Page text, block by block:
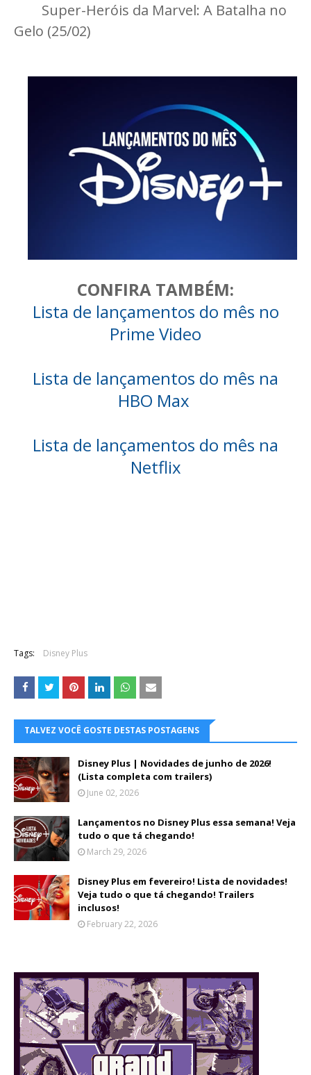
Super-Heróis da Marvel: A Batalha no
Gelo (25/02)
CONFIRA TAMBÉM:
Lista de lançamentos do mês no
Prime Video
Lista de lançamentos do mês na
HBO Max
Lista de lançamentos do mês na
Netflix
Tags: Disney Plus
TALVEZ VOCÊ GOSTE DESTAS POSTAGENS
Disney Plus | Novidades de junho de 2026!
(Lista completa com trailers)
June 02, 2026
Lançamentos no Disney Plus essa semana! Veja
tudo o que tá chegando!
March 29, 2026
Disney Plus em fevereiro! Lista de novidades!
Veja tudo o que tá chegando! Trailers
inclusos!
February 22, 2026